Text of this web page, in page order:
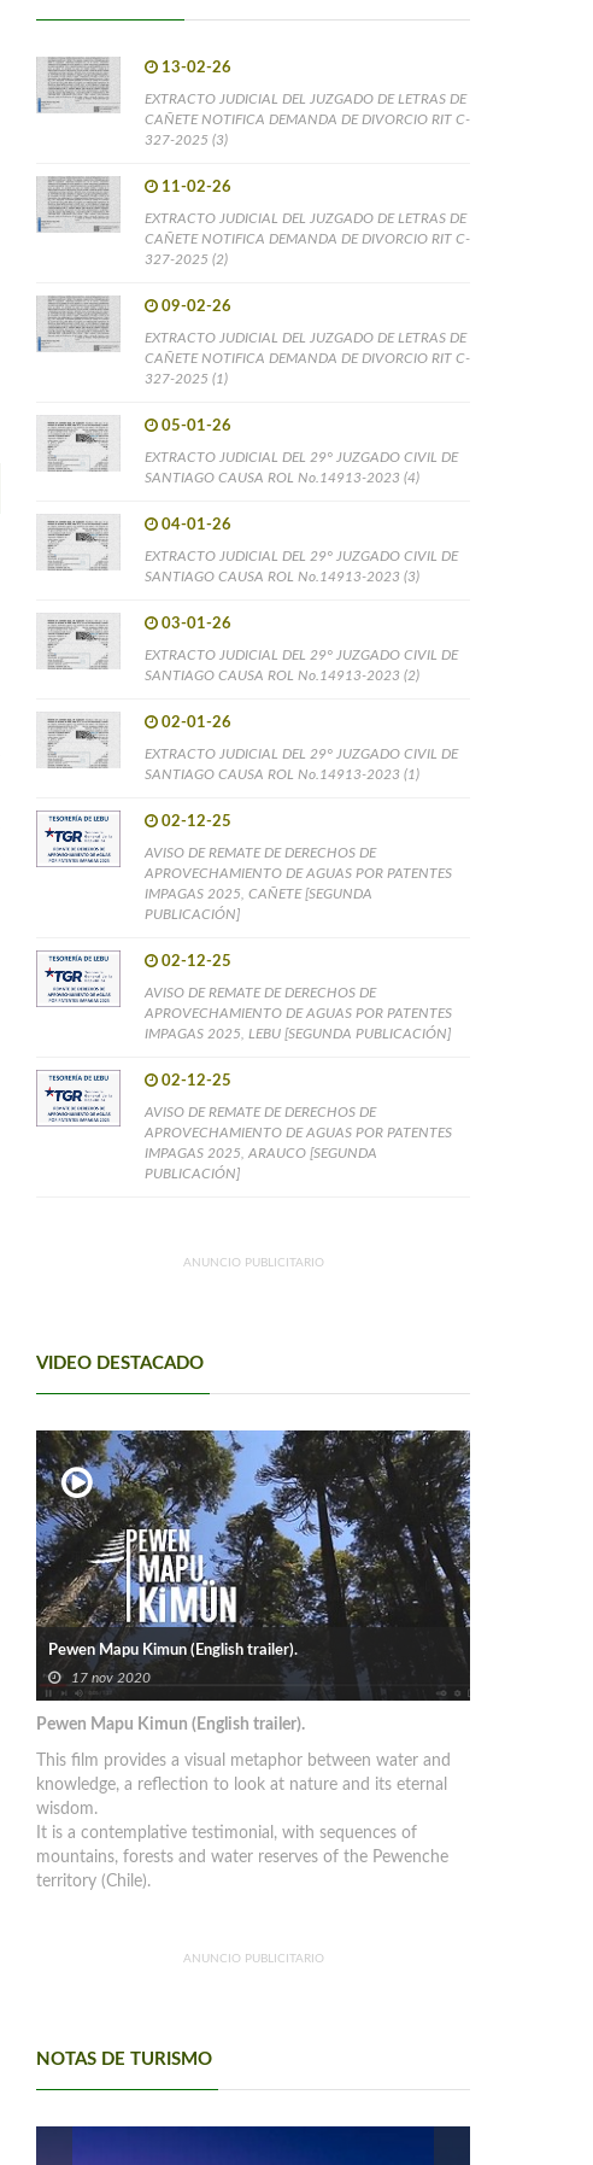
13-02-26
EXTRACTO JUDICIAL DEL JUZGADO DE LETRAS DE
CAÑETE NOTIFICA DEMANDA DE DIVORCIO RIT C-
327-2025 (3)
11-02-26
EXTRACTO JUDICIAL DEL JUZGADO DE LETRAS DE
CAÑETE NOTIFICA DEMANDA DE DIVORCIO RIT C-
327-2025 (2)
09-02-26
EXTRACTO JUDICIAL DEL JUZGADO DE LETRAS DE
CAÑETE NOTIFICA DEMANDA DE DIVORCIO RIT C-
327-2025 (1)
05-01-26
EXTRACTO JUDICIAL DEL 29° JUZGADO CIVIL DE
SANTIAGO CAUSA ROL No.14913-2023 (4)
04-01-26
EXTRACTO JUDICIAL DEL 29° JUZGADO CIVIL DE
SANTIAGO CAUSA ROL No.14913-2023 (3)
03-01-26
EXTRACTO JUDICIAL DEL 29° JUZGADO CIVIL DE
SANTIAGO CAUSA ROL No.14913-2023 (2)
02-01-26
EXTRACTO JUDICIAL DEL 29° JUZGADO CIVIL DE
SANTIAGO CAUSA ROL No.14913-2023 (1)
02-12-25
AVISO DE REMATE DE DERECHOS DE
APROVECHAMIENTO DE AGUAS POR PATENTES
IMPAGAS 2025, CAÑETE [SEGUNDA
PUBLICACIÓN]
02-12-25
AVISO DE REMATE DE DERECHOS DE
APROVECHAMIENTO DE AGUAS POR PATENTES
IMPAGAS 2025, LEBU [SEGUNDA PUBLICACIÓN]
02-12-25
AVISO DE REMATE DE DERECHOS DE
APROVECHAMIENTO DE AGUAS POR PATENTES
IMPAGAS 2025, ARAUCO [SEGUNDA
PUBLICACIÓN]
ANUNCIO PUBLICITARIO
VIDEO DESTACADO
Pewen Mapu Kimun (English trailer).
17 nov 2020
Pewen Mapu Kimun (English trailer).
This film provides a visual metaphor between water and
knowledge, a reflection to look at nature and its eternal
wisdom.
It is a contemplative testimonial, with sequences of
mountains, forests and water reserves of the Pewenche
territory (Chile).
ANUNCIO PUBLICITARIO
NOTAS DE TURISMO